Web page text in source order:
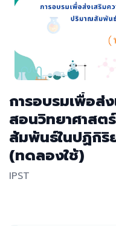
การอบรมเพื่อส่
สอนวิทยาศาสต
สัมพันธ์ในปฏิกิริ
(ทดลองใช้)
IPST